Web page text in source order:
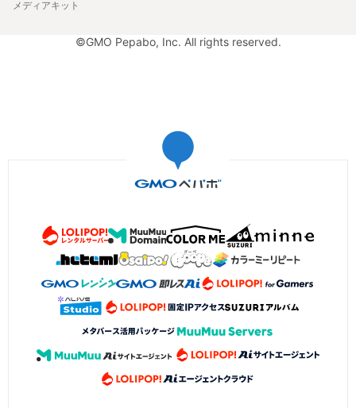
メディアキット
©GMO Pepabo, Inc. All rights reserved.